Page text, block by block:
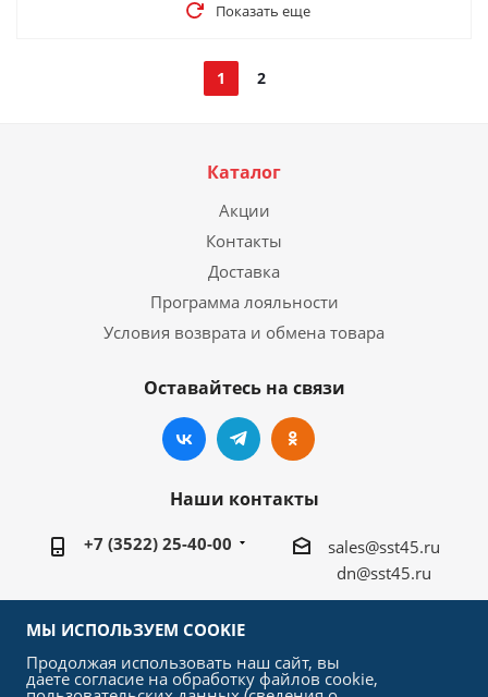
Показать еще
1 2
Каталог
Акции
Контакты
Доставка
Программа лояльности
Условия возврата и обмена товара
Оставайтесь на связи
Наши контакты
+7 (3522) 25-40-00
sales@sst45.ru
dn@sst45.ru
640027, Россия, г.Курган, ул.Омская 76а
МЫ ИСПОЛЬЗУЕМ COOKIE
Продолжая использовать наш сайт, вы
даете согласие на обработку файлов cookie,